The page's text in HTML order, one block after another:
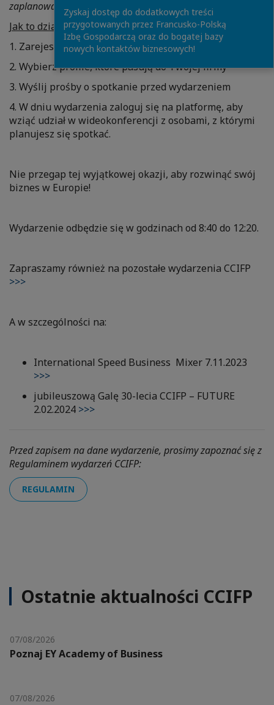
zaplanowane spotkania się odbędą.
Jak to działa?
1. Zarejestruj się na platformie online
2. Wybierz profile, które pasują do Twojej firmy
3. Wyślij prośby o spotkanie przed wydarzeniem
4. W dniu wydarzenia zaloguj się na platformę, aby
wziąć udział w wideokonferencji z osobami, z którymi
planujesz się spotkać.
Nie przegap tej wyjątkowej okazji, aby rozwinąć swój
biznes w Europie!
Wydarzenie odbędzie się w godzinach od 8:40 do 12:20.
Zapraszamy również na pozostałe wydarzenia CCIFP
>>>
A w szczególności na:
International Speed Business Mixer 7.11.2023
>>>
jubileuszową Galę 30-lecia CCIFP – FUTURE
2.02.2024 >>>
Przed zapisem na dane wydarzenie, prosimy zapoznać się z
Regulaminem wydarzeń CCIFP:
REGULAMIN
Ostatnie aktualności CCIFP
07/08/2026
Poznaj EY Academy of Business
07/08/2026
Zyskaj dostęp do dodatkowych treści
przygotowanych przez Francusko-Polską
Izbę Gospodarczą oraz do bogatej bazy
nowych kontaktów biznesowych!